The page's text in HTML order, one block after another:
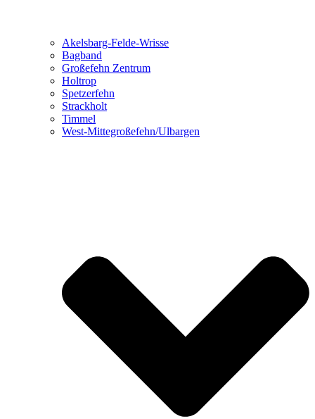
Akelsbarg-Felde-Wrisse
Bagband
Großefehn Zentrum
Holtrop
Spetzerfehn
Strackholt
Timmel
West-Mittegroßefehn/Ulbargen